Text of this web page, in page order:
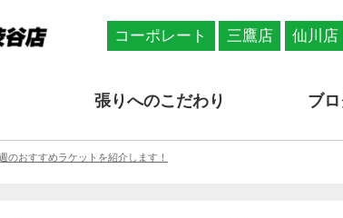
コーポレート 三鷹店 仙川店
張りへのこだわり ブ
のおすすめラケットを紹介します！